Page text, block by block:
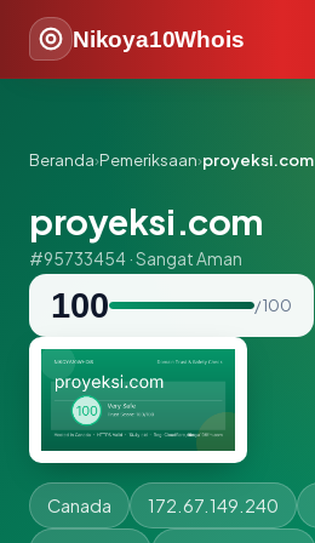
Nikoya10Whois
Beranda›Pemeriksaan›proyeksi.com
proyeksi.com
#95733454 · Sangat Aman
100 / 100
Canada 172.67.149.240